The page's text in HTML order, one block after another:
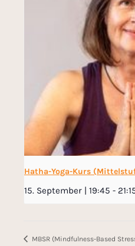
Hatha-Yoga-Kurs
15. September | 19:45 -
MBSR (Mindfulness-Based